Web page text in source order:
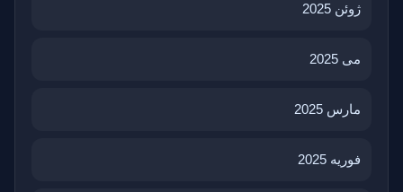
ژوئن 2025
می 2025
مارس 2025
فوریه 2025